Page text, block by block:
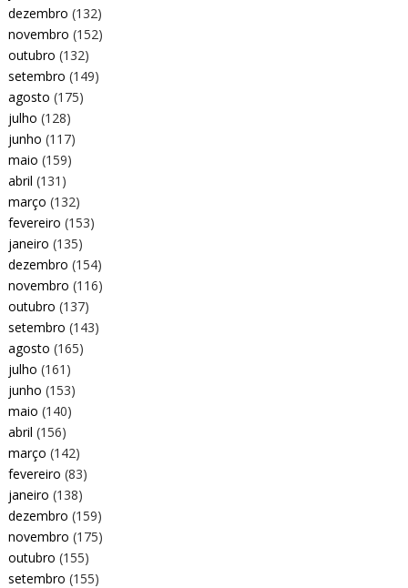
dezembro (132)
novembro (152)
outubro (132)
setembro (149)
agosto (175)
julho (128)
junho (117)
maio (159)
abril (131)
março (132)
fevereiro (153)
janeiro (135)
dezembro (154)
novembro (116)
outubro (137)
setembro (143)
agosto (165)
julho (161)
junho (153)
maio (140)
abril (156)
março (142)
fevereiro (83)
janeiro (138)
dezembro (159)
novembro (175)
outubro (155)
setembro (155)